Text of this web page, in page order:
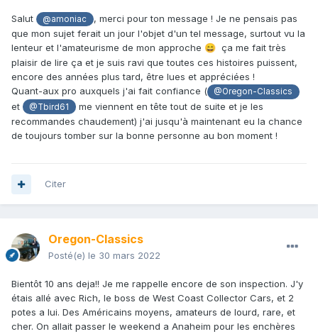
Salut @amoniac
, merci pour ton message ! Je ne pensais pas
que mon sujet ferait un jour l'objet d'un tel message, surtout vu la
lenteur et l'amateurisme de mon approche 😄 ça me fait très
plaisir de lire ça et je suis ravi que toutes ces histoires puissent,
encore des années plus tard, être lues et appréciées !
Quant-aux pro auxquels j'ai fait confiance (
@Oregon-Classics
et @Tbird61
me viennent en tête tout de suite et je les
recommandes chaudement) j'ai jusqu'à maintenant eu la chance
de toujours tomber sur la bonne personne au bon moment !
Citer
Oregon-Classics
Posté(e) le 30 mars 2022
Bientôt 10 ans deja!! Je me rappelle encore de son inspection. J'y
étais allé avec Rich, le boss de West Coast Collector Cars, et 2
potes a lui. Des Américains moyens, amateurs de lourd, rare, et
cher. On allait passer le weekend a Anaheim pour les enchères